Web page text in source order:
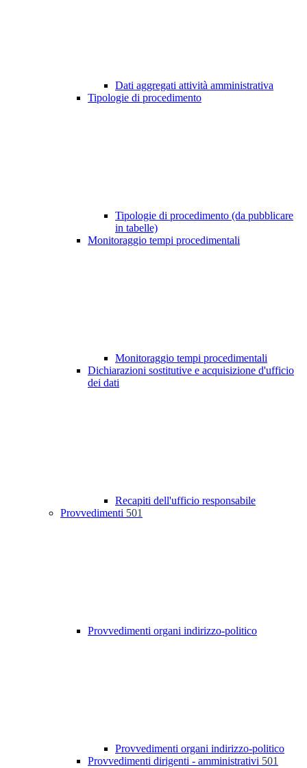
Dati aggregati attività amministrativa
Tipologie di procedimento
Tipologie di procedimento (da pubblicare
in tabelle)
Monitoraggio tempi procedimentali
Monitoraggio tempi procedimentali
Dichiarazioni sostitutive e acquisizione d'ufficio
dei dati
Recapiti dell'ufficio responsabile
Provvedimenti 501
Provvedimenti organi indirizzo-politico
Provvedimenti organi indirizzo-politico
Provvedimenti dirigenti - amministrativi 501